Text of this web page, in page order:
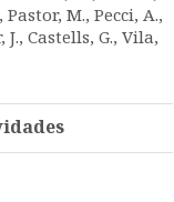
Pastor, M., Pecci, A.,
J., Castells, G., Vila,